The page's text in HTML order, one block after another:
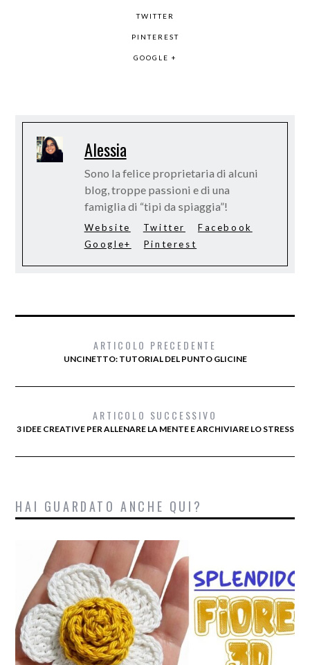
TWITTER
PINTEREST
GOOGLE +
Alessia
Sono la felice proprietaria di alcuni
blog, troppe passioni e di una
famiglia di “tipi da spiaggia”!
Website Twitter
Facebook
Google+
Pinterest
ARTICOLO PRECEDENTE
UNCINETTO: TUTORIAL DEL PUNTO GLICINE
ARTICOLO SUCCESSIVO
3 IDEE CREATIVE PER ALLENARE LA MENTE E ARCHIVIARE LO STRESS
HAI GUARDATO ANCHE QUI?